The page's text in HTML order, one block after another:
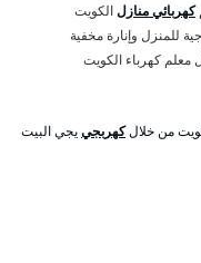
كهربائي منازلالكويت
للمنزل وإنارة مخفية
معلم كهرباء الكويت
من خلالكهربجييجي البيت